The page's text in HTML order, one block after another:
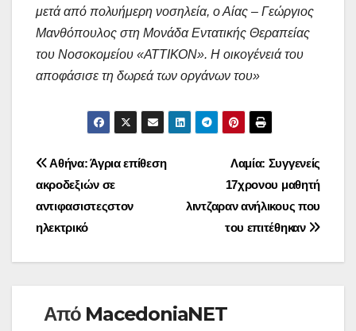
μετά από πολυήμερη νοσηλεία, ο Αίας – Γεώργιος
Μανθόπουλος στη Μονάδα Εντατικής Θεραπείας
του Νοσοκομείου «ΑΤΤΙΚΟΝ». Η οικογένειά του
αποφάσισε τη δωρεά των οργάνων του»
Πλοήγηση
άρθρων
Λαμία: Συγγενείς
17χρονου μαθητή
λιντζαραν ανήλικους που
του επιτέθηκαν
Αθήνα: Άγρια επίθεση
ακροδεξιών σε
αντιφασιστεςστον
ηλεκτρικό
Από MacedoniaNET